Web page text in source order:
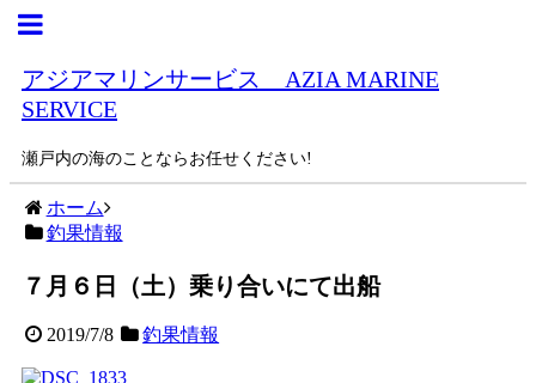
アジアマリンサービス AZIA MARINE
SERVICE
瀬戸内の海のことならお任せください!
ホーム
釣果情報
７月６日（土）乗り合いにて出船
2019/7/8 釣果情報